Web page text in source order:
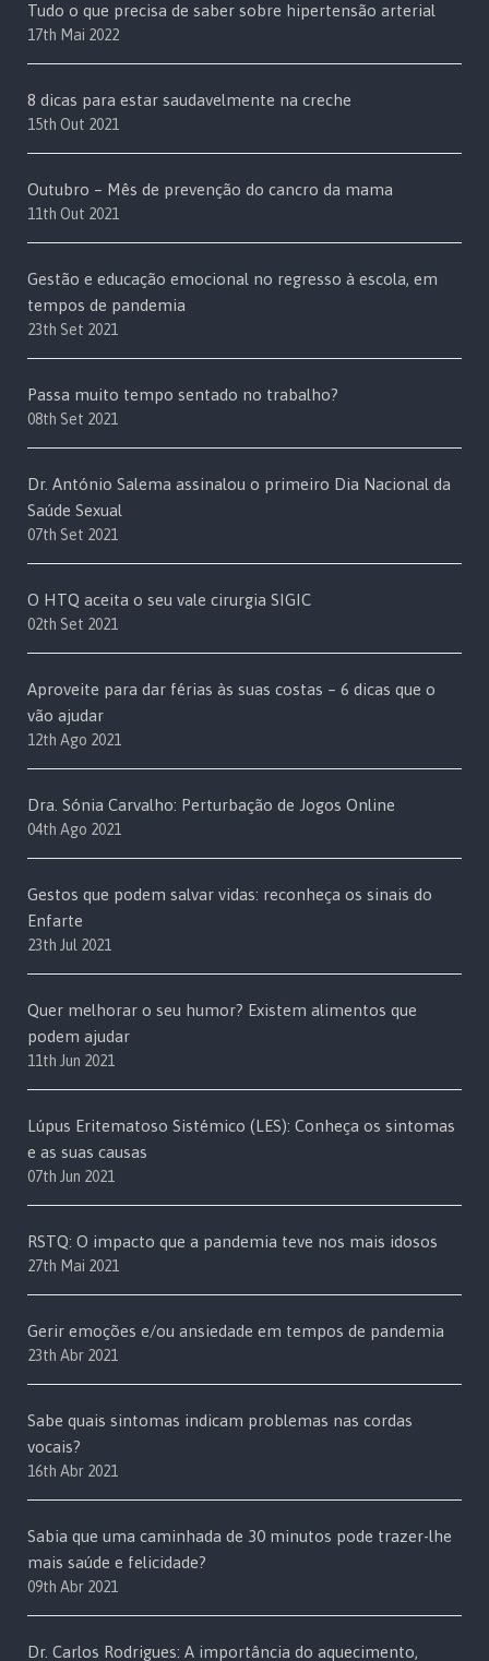
Tudo o que precisa de saber sobre hipertensão arterial
17th Mai 2022
8 dicas para estar saudavelmente na creche
15th Out 2021
Outubro – Mês de prevenção do cancro da mama
11th Out 2021
Gestão e educação emocional no regresso à escola, em
tempos de pandemia
23th Set 2021
Passa muito tempo sentado no trabalho?
08th Set 2021
Dr. António Salema assinalou o primeiro Dia Nacional da
Saúde Sexual
07th Set 2021
O HTQ aceita o seu vale cirurgia SIGIC
02th Set 2021
Aproveite para dar férias às suas costas – 6 dicas que o
vão ajudar
12th Ago 2021
Dra. Sónia Carvalho: Perturbação de Jogos Online
04th Ago 2021
Gestos que podem salvar vidas: reconheça os sinais do
Enfarte
23th Jul 2021
Quer melhorar o seu humor? Existem alimentos que
podem ajudar
11th Jun 2021
Lúpus Eritematoso Sistémico (LES): Conheça os sintomas
e as suas causas
07th Jun 2021
RSTQ: O impacto que a pandemia teve nos mais idosos
27th Mai 2021
Gerir emoções e/ou ansiedade em tempos de pandemia
23th Abr 2021
Sabe quais sintomas indicam problemas nas cordas
vocais?
16th Abr 2021
Sabia que uma caminhada de 30 minutos pode trazer-lhe
mais saúde e felicidade?
09th Abr 2021
Dr. Carlos Rodrigues: A importância do aquecimento,